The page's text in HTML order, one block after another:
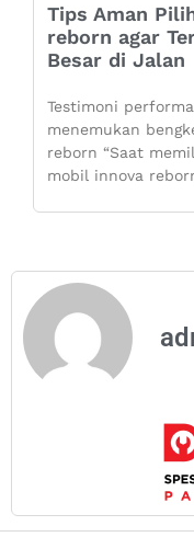
Tips Aman
reborn agar
Besar di Jalan
Testimoni
menemukan
reborn “Saat
mobil innova